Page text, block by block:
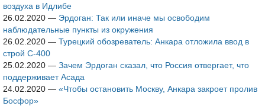
воздуха в Идлибе
26.02.2020 — Эрдоган: Так или иначе мы освободим
наблюдательные пункты из окружения
26.02.2020 — Турецкий обозреватель: Анкара отложила ввод в
строй С-400
25.02.2020 — Зачем Эрдоган сказал, что Россия отвергает, что
поддерживает Асада
24.02.2020 — «Чтобы остановить Москву, Анкара закроет пролив
Босфор»